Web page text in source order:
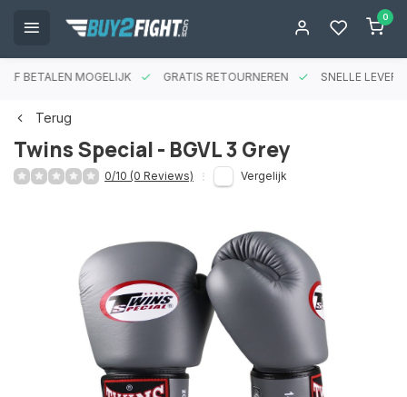
0
BETALEN MOGELIJK GRATIS RETOURNEREN SNELLE
Terug
Twins Special - BGVL 3 Grey
0/10 (0 Reviews) Vergelijk